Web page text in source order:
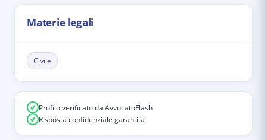
Materie legali
Civile
Profilo verificato da AvvocatoFlash
Risposta confidenziale garantita